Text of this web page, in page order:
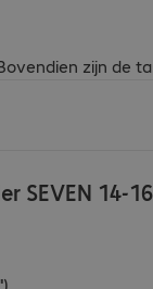
zijn de
SEVEN 14-